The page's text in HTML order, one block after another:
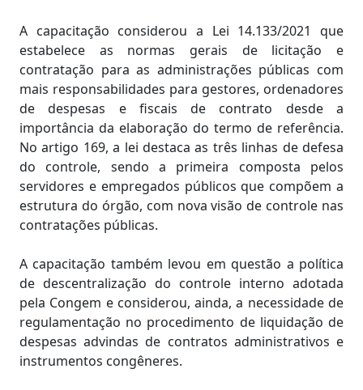
A capacitação considerou a Lei 14.133/2021 que
estabelece as normas gerais de licitação e
contratação para as administrações públicas com
mais responsabilidades para gestores, ordenadores
de despesas e fiscais de contrato desde a
importância da elaboração do termo de referência.
No artigo 169, a lei destaca as três linhas de defesa
do controle, sendo a primeira composta pelos
servidores e empregados públicos que compõem a
estrutura do órgão, com nova visão de controle nas
contratações públicas.
A capacitação também levou em questão a política
de descentralização do controle interno adotada
pela Congem e considerou, ainda, a necessidade de
regulamentação no procedimento de liquidação de
despesas advindas de contratos administrativos e
instrumentos congêneres.